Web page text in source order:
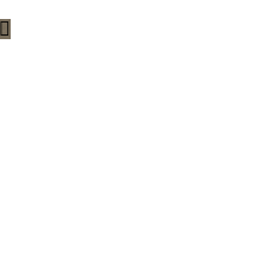
